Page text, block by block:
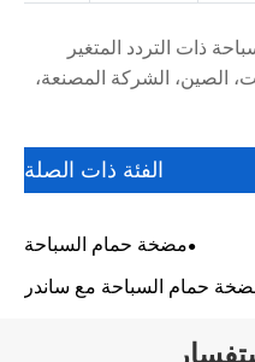
ذات التردد المتغير
الصين، الشركة المصنعة،
الفئة ذات الصلة
مضخة حمام السباحة
حمام السباحة مع ساندر